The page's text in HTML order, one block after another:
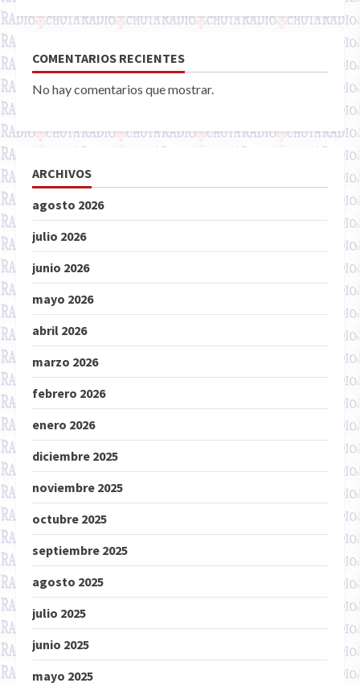
COMENTARIOS RECIENTES
No hay comentarios que mostrar.
ARCHIVOS
agosto 2026
julio 2026
junio 2026
mayo 2026
abril 2026
marzo 2026
febrero 2026
enero 2026
diciembre 2025
noviembre 2025
octubre 2025
septiembre 2025
agosto 2025
julio 2025
junio 2025
mayo 2025